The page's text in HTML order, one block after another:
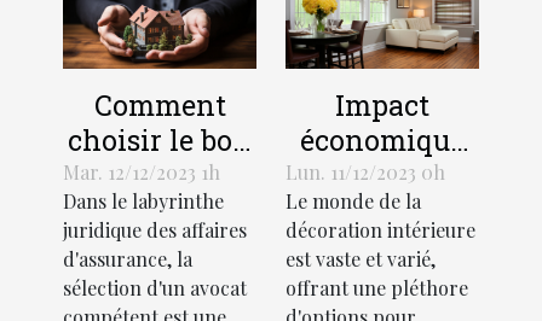
Comment
choisir le bon
avocat pour
votre affaire
d'assurance
Mar. 12/12/2023 1h
Dans le labyrinthe
juridique des affaires
d'assurance, la
sélection d'un avocat
Impact
économique
de l'industrie
des stores
décoratifs
Lun. 11/12/2023 0h
Le monde de la
décoration intérieure
est vaste et varié,
offrant une pléthore